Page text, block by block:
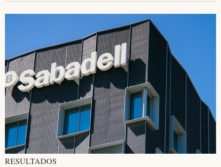
RESULTADOS